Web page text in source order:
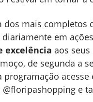
dos mais completos
diariamente em
excelência aos
de segunda a
programação acesse
@floripashopping e